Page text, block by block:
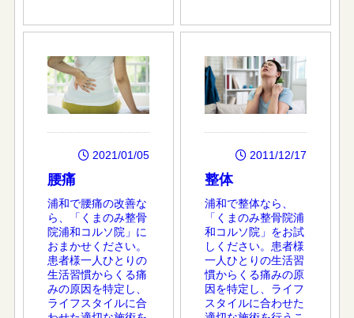
2021/01/05
腰痛
浦和で腰痛の改善な
ら、「くまのみ整骨
院浦和コルソ院」に
おまかせください。
患者様一人ひとりの
生活習慣からくる痛
みの原因を特定し、
ライフスタイルに合
2011/12/17
整体
浦和で整体なら、
「くまのみ整骨院浦
和コルソ院」をお試
しください。患者様
一人ひとりの生活習
慣からくる痛みの原
因を特定し、ライフ
スタイルに合わせた